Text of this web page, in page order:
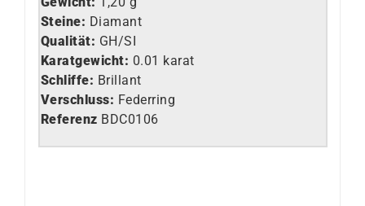
Steine: Diamant
Qualität: GH/SI
Karatgewicht: 0.01 karat
Schliffe: Brillant
Verschluss: Federring
Referenz BDC0106